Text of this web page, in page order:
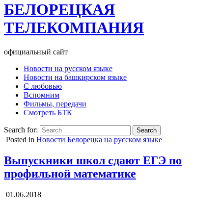
БЕЛОРЕЦКАЯ
ТЕЛЕКОМПАНИЯ
официальный сайт
Новости на русском языке
Новости на башкирском языке
С любовью
Вспомним
Фильмы, передачи
Смотреть БТК
Search for:
Posted in Новости Белорецка на русском языке
Выпускники школ сдают ЕГЭ по
профильной математике
01.06.2018